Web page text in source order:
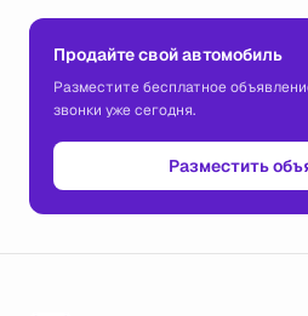
Продайте свой автомобиль
Разместите бесплатное
звонки уже сегодня.
Разместить